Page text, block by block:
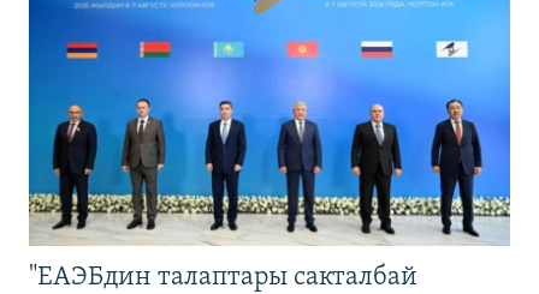
"ЕАЭБдин талаптары сакталбай